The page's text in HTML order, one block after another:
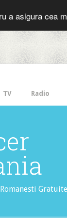
a asigura cea
TV Radio
Gratuite